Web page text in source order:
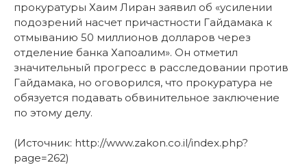
прокуратуры Хаим Лиран заявил об «усилении
подозрений насчет причастности Гайдамака к
отмыванию 50 миллионов долларов через
отделение банка Хапоалим». Он отметил
значительный прогресс в расследовании против
Гайдамака, но оговорился, что прокуратура не
обязуется подавать обвинительное заключение
по этому делу.
(Источник: http://www.zakon.co.il/index.php?
page=262)